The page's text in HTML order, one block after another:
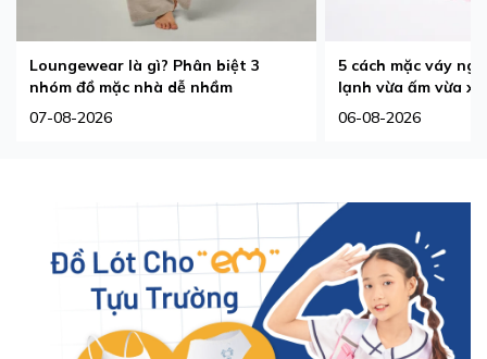
Loungewear là gì? Phân biệt 3
nhóm đồ mặc nhà dễ nhầm
07-08-2026
5 cách mặc váy
lạnh vừa ấm vừa
06-08-2026